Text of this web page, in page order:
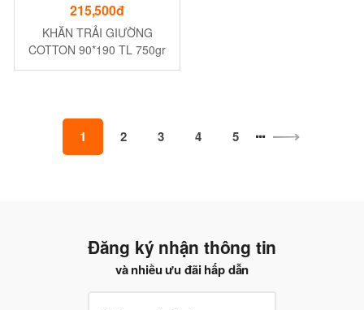
215,500đ
KHĂN TRẢI GIƯỜNG
COTTON 90*190 TL 750gr
1 2 3 4 5
Đăng ký nhận thông tin
và nhiều ưu đãi hấp dẫn